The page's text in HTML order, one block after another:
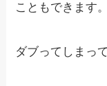
こともできます。
ダブってしまっ